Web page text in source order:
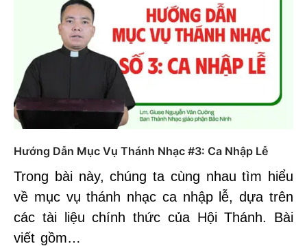
Hướng Dẫn Mục Vụ Thánh Nhạc #3: Ca Nhập Lễ
Trong bài này, chúng ta cùng nhau tìm hiểu
về mục vụ thánh nhạc ca nhập lễ, dựa trên
các tài liệu chính thức của Hội Thánh. Bài
viết gồm…